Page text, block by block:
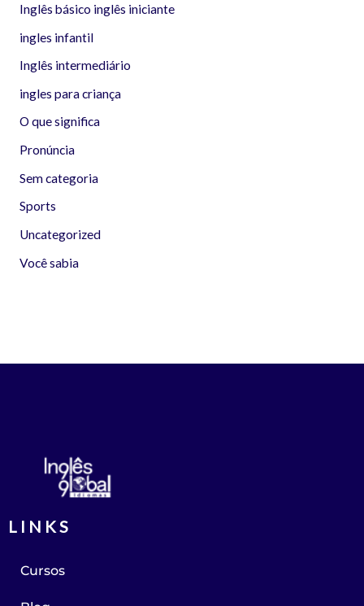
Inglês básico inglês iniciante
ingles infantil
Inglês intermediário
ingles para criança
O que significa
Pronúncia
Sem categoria
Sports
Uncategorized
Você sabia
LINKS
Cursos